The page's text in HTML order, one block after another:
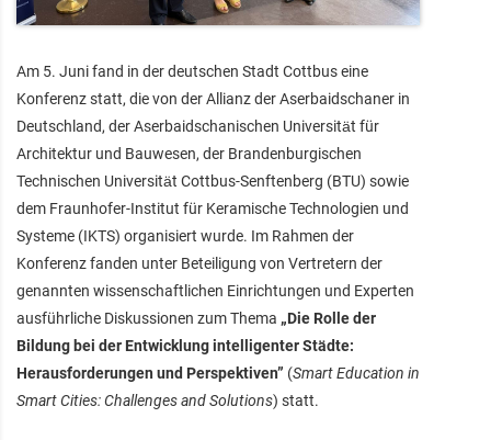
Am 5. Juni fand in der deutschen Stadt Cottbus eine
Konferenz statt, die von der Allianz der Aserbaidschaner in
Deutschland, der Aserbaidschanischen Universität für
Architektur und Bauwesen, der Brandenburgischen
Technischen Universität Cottbus-Senftenberg (BTU) sowie
dem Fraunhofer-Institut für Keramische Technologien und
Systeme (IKTS) organisiert wurde. Im Rahmen der
Konferenz fanden unter Beteiligung von Vertretern der
genannten wissenschaftlichen Einrichtungen und Experten
ausführliche Diskussionen zum Thema „Die Rolle der
Bildung bei der Entwicklung intelligenter Städte:
Herausforderungen und Perspektiven” (Smart Education in
Smart Cities: Challenges and Solutions) statt.